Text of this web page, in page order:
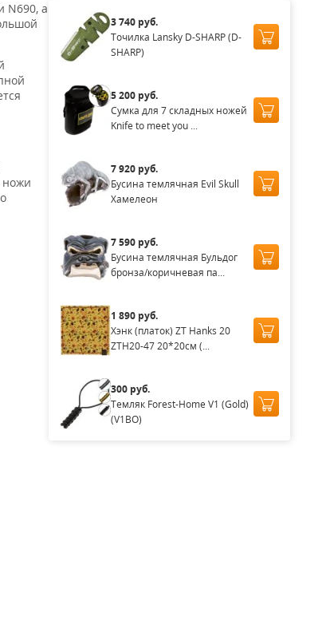
N690, а
ножи
3 740 руб.
Точилка Lansky D-SHARP (D-
SHARP)
5 200 руб.
Сумка для 7 складных ножей
Knife to meet you ...
7 920 руб.
Бусина темлячная Evil Skull
Хамелеон
7 590 руб.
Бусина темлячная Бульдог
бронза/коричневая па...
1 890 руб.
Хэнк (платок) ZT Hanks 20
ZTH20-47 20*20см (...
300 руб.
Темляк Forest-Home V1 (Gold)
(V1BO)